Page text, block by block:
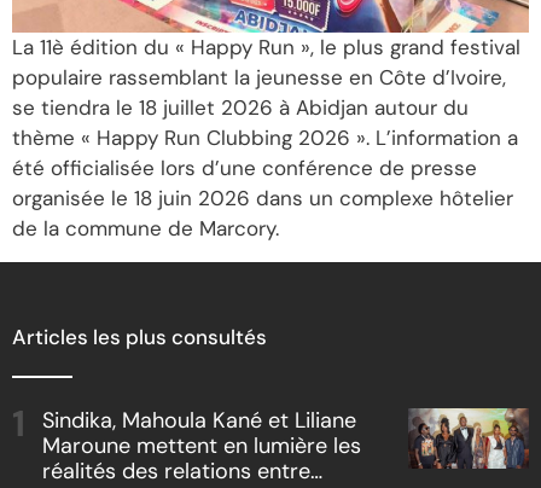
La 11è édition du « Happy Run », le plus grand festival
populaire rassemblant la jeunesse en Côte d’Ivoire,
se tiendra le 18 juillet 2026 à Abidjan autour du
thème « Happy Run Clubbing 2026 ». L’information a
été officialisée lors d’une conférence de presse
organisée le 18 juin 2026 dans un complexe hôtelier
de la commune de Marcory.
Articles les plus consultés
Sindika, Mahoula Kané et Liliane
Maroune mettent en lumière les
réalités des relations entre